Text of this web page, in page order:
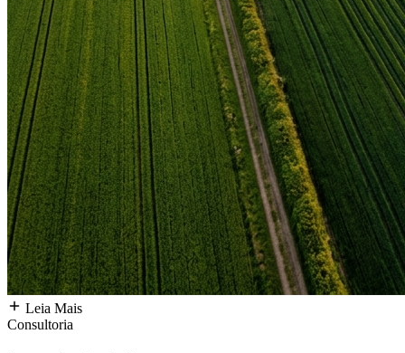
Leia Mais
Consultoria